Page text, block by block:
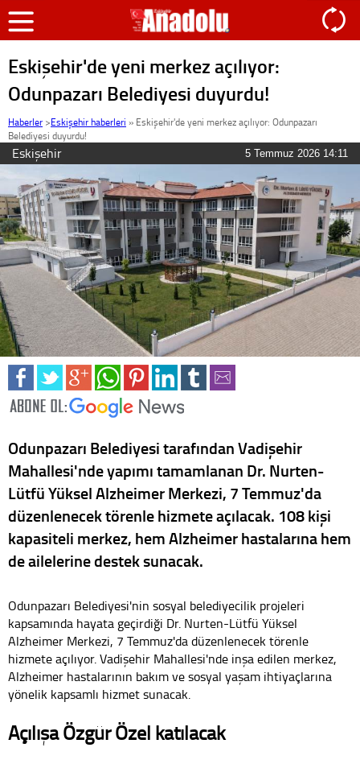
Eskişehir'de yeni merkez açılıyor:
Odunpazarı Belediyesi duyurdu!
Haberler >Eskişehir haberleri » Eskişehir'de yeni merkez açılıyor: Odunpazarı
Belediyesi duyurdu!
Eskişehir 5 Temmuz 2026 14:11
Odunpazarı Belediyesi tarafından Vadişehir
Mahallesi'nde yapımı tamamlanan Dr. Nurten-
Lütfü Yüksel Alzheimer Merkezi, 7 Temmuz'da
düzenlenecek törenle hizmete açılacak. 108 kişi
kapasiteli merkez, hem Alzheimer hastalarına hem
de ailelerine destek sunacak.
Odunpazarı Belediyesi'nin sosyal belediyecilik projeleri
kapsamında hayata geçirdiği Dr. Nurten-Lütfü Yüksel
Alzheimer Merkezi, 7 Temmuz'da düzenlenecek törenle
hizmete açılıyor. Vadişehir Mahallesi'nde inşa edilen merkez,
Alzheimer hastalarının bakım ve sosyal yaşam ihtiyaçlarına
yönelik kapsamlı hizmet sunacak.
Açılışa Özgür Özel katılacak